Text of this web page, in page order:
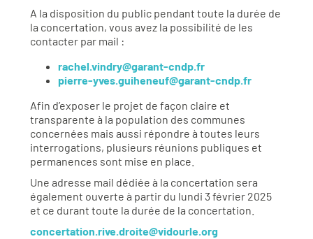
A la disposition du public pendant toute la durée de
la concertation, vous avez la possibilité de les
contacter par mail :
rachel.vindry@garant-cndp.fr
pierre-yves.guiheneuf@garant-cndp.fr
Afin d’exposer le projet de façon claire et
transparente à la population des communes
concernées mais aussi répondre à toutes leurs
interrogations, plusieurs réunions publiques et
permanences sont mise en place.
Une adresse mail dédiée à la concertation sera
également ouverte à partir du lundi 3 février 2025
et ce durant toute la durée de la concertation.
concertation.rive.droite@vidourle.org